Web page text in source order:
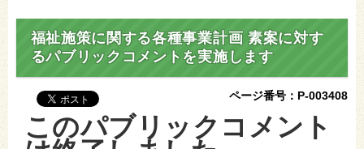
福祉施策に関する各種事業計画 素案に対す
るパブリックコメントを実施します
ページ番号：P-003408
このパブリックコメント